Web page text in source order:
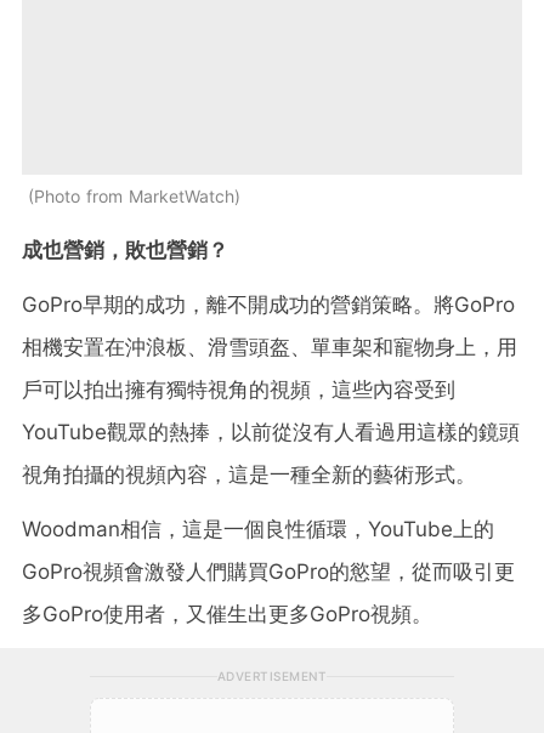
Photo from MarketWatch
成也營銷，敗也營銷？
GoPro早期的成功，離不開成功的營銷策略。將GoPro
相機安置在沖浪板、滑雪頭盔、單車架和寵物身上，用
戶可以拍出擁有獨特視角的視頻，這些內容受到
YouTube觀眾的熱捧，以前從沒有人看過用這樣的鏡頭
視角拍攝的視頻內容，這是一種全新的藝術形式。
Woodman相信，這是一個良性循環，YouTube上的
GoPro視頻會激發人們購買GoPro的慾望，從而吸引更
多GoPro使用者，又催生出更多GoPro視頻。
ADVERTISEMENT